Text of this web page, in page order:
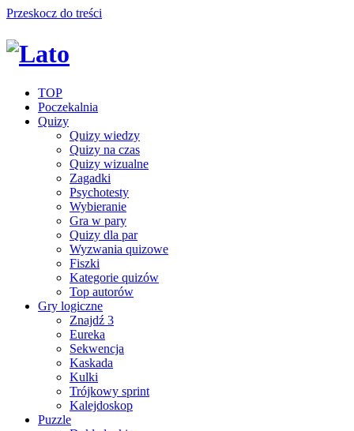
Przeskocz do treści
TOP
Poczekalnia
Quizy
Quizy wiedzy
Quizy na czas
Quizy wizualne
Zagadki
Psychotesty
Wybieranie
Gra w pary
Quizy dla par
Wyzwania quizowe
Fiszki
Kategorie quizów
Top autorów
Gry logiczne
Znajdź 3
Eureka
Sekwencja
Kaskada
Kulki
Trójkowy sprint
Kalejdoskop
Puzzle